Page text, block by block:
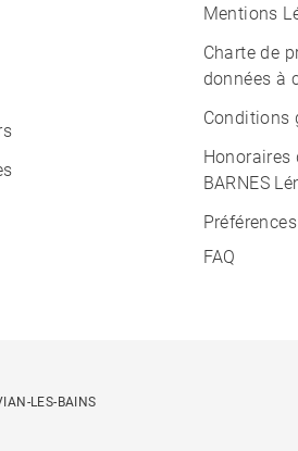
Mentions
Charte de
données à
Conditions
Honoraires
BARNES
FAQ
LES-BAINS